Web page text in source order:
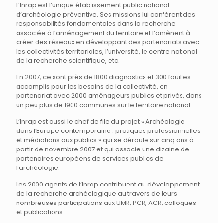
L’Inrap est l’unique établissement public national
d’archéologie préventive. Ses missions lui confèrent des
responsabilités fondamentales dans la recherche
associée à l’aménagement du territoire et l’amènent à
créer des réseaux en développant des partenariats avec
les collectivités territoriales, l’université, le centre national
de la recherche scientifique, etc.
En 2007, ce sont près de 1800 diagnostics et 300 fouilles
accomplis pour les besoins de la collectivité, en
partenariat avec 2000 aménageurs publics et privés, dans
un peu plus de 1900 communes sur le territoire national.
L’Inrap est aussi le chef de file du projet « Archéologie
dans l’Europe contemporaine : pratiques professionnelles
et médiations aux publics » qui se déroule sur cinq ans à
partir de novembre 2007 et qui associe une dizaine de
partenaires européens de services publics de
l’archéologie.
Les 2000 agents de l’Inrap contribuent au développement
de la recherche archéologique au travers de leurs
nombreuses participations aux UMR, PCR, ACR, colloques
et publications.